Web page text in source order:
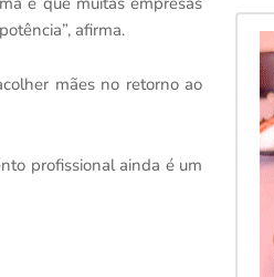
afirma.
mães no retorno ao
profissional ainda é um